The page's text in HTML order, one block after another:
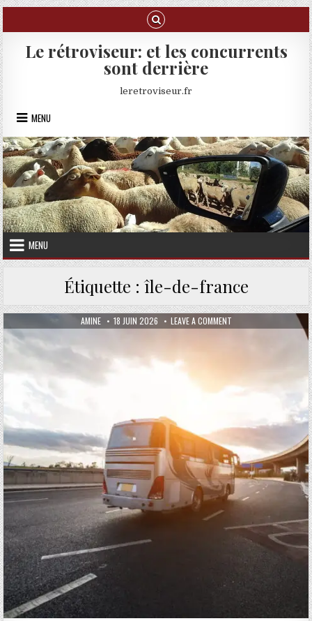
Skip to content
Le rétroviseur: et les concurrents
sont derrière
leretroviseur.fr
MENU
MENU
Étiquette :île-de-france
AUTHOR:
AMINE PUBLISHED DATE:
18 JUIN 2026 LEAVE A COMMENTON LOCATION